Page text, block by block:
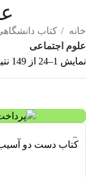
خانه کتاب
علوم اجتماعی
نمایش 1–24 از 149 نتیجه
کتاب دست دو